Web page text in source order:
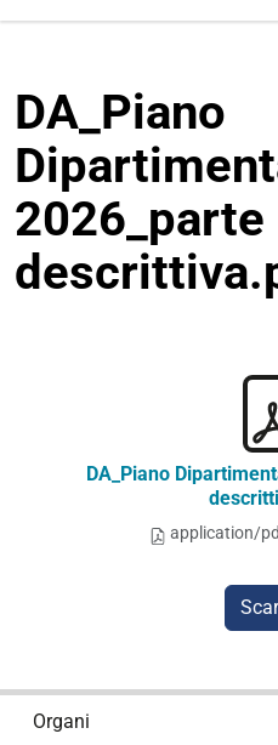
DA_Piano
2026_parte
DA_Piano
application/
Organi